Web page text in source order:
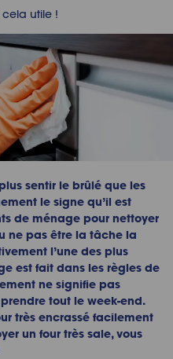
utile !
sentir le brûlé que les
le signe qu’il est
de ménage pour nettoyer
ne pas être la tâche la
l’une des plus
est fait dans les règles de
ne signifie pas
tout le week-end.
très encrassé facilement
un four très sale, vous